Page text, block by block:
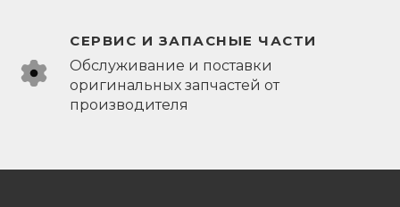
СЕРВИС И ЗАПАСНЫЕ ЧАСТИ
Обслуживание и поставки
оригинальных запчастей от
производителя